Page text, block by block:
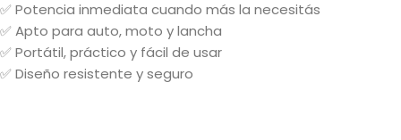
✅ Potencia inmediata cuando más la necesitás
✅ Apto para auto, moto y lancha
✅ Portátil, práctico y fácil de usar
✅ Diseño resistente y seguro